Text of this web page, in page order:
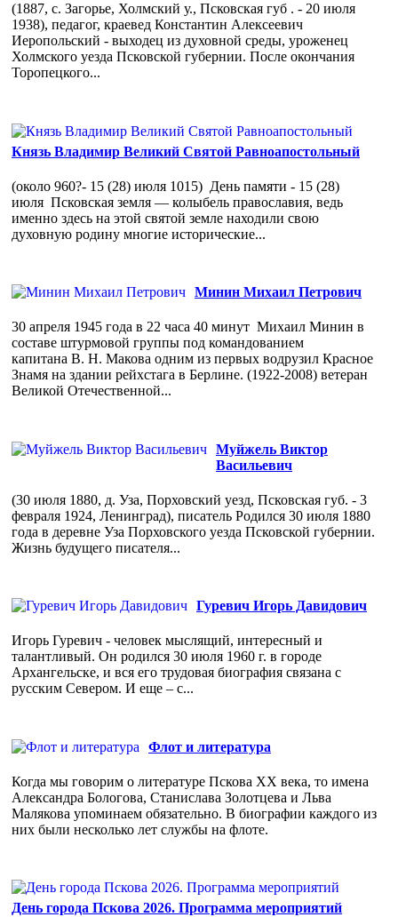
(1887, с. Загорье, Холмский у., Псковская губ . - 20 июля
1938), педагог, краевед Константин Алексеевич
Иеропольский - выходец из духовной среды, уроженец
Холмского уезда Псковской губернии. После окончания
Торопецкого...
Князь Владимир Великий Святой Равноапостольный
(около 960?- 15 (28) июля 1015) День памяти - 15 (28)
июля Псковская земля — колыбель православия, ведь
именно здесь на этой святой земле находили свою
духовную родину многие исторические...
Минин Михаил Петрович
30 апреля 1945 года в 22 часа 40 минут Михаил Минин в
составе штурмовой группы под командованием
капитана В. Н. Макова одним из первых водрузил Красное
Знамя на здании рейхстага в Берлине. (1922-2008) ветеран
Великой Отечественной...
Муйжель Виктор
Васильевич
(30 июля 1880, д. Уза, Порховский уезд, Псковская губ. - 3
февраля 1924, Ленинград), писатель Родился 30 июля 1880
года в деревне Уза Порховского уезда Псковской губернии.
Жизнь будущего писателя...
Гуревич Игорь Давидович
Игорь Гуревич - человек мыслящий, интересный и
талантливый. Он родился 30 июля 1960 г. в городе
Архангельске, и вся его трудовая биография связана с
русским Севером. И еще – с...
Флот и литература
Когда мы говорим о литературе Пскова ХХ века, то имена
Александра Бологова, Станислава Золотцева и Льва
Малякова упоминаем обязательно. В биографии каждого из
них были несколько лет службы на флоте.
День города Пскова 2026. Программа мероприятий